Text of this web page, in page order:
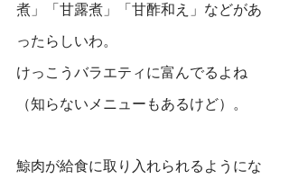
煮」「甘露煮」「甘酢和え」などがあ
ったらしいわ。
けっこうバラエティに富んでるよね
（知らないメニューもあるけど）。
鯨肉が給食に取り入れられるようにな